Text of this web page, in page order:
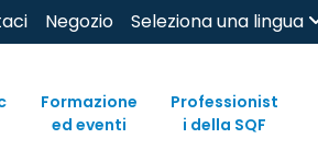
Negozio Seleziona una lingua
Formazione
ed eventi
Professionist
i della SQF